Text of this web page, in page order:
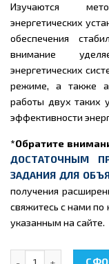
Изучаются
энергетических
обеспечения
внимание
энергетических
режиме, а также
работы двух таких
эффективности
*Обратите
ДОСТАТОЧНЫМ
ЗАДАНИЯ ДЛЯ
получения
свяжитесь с нами по
указанным на сайте.
Количество